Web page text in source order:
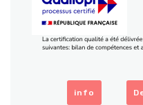
info